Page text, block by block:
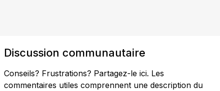
Discussion communautaire
Conseils? Frustrations? Partagez-le ici. Les
commentaires utiles comprennent une description du